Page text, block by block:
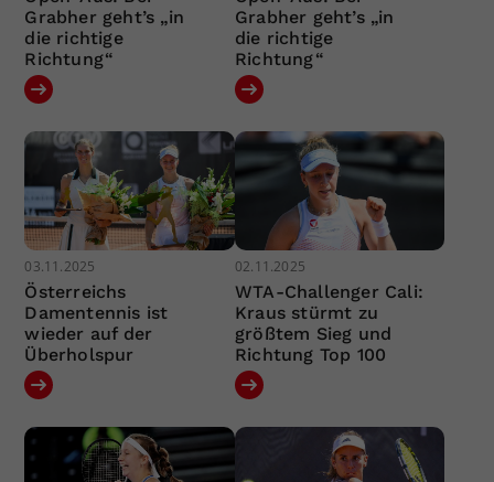
Grabher geht’s „in
die richtige
Richtung“
Grabher geht’s „in
die richtige
Richtung“
03.11.2025
Österreichs
Damentennis ist
wieder auf der
Überholspur
02.11.2025
WTA-Challenger Cali:
Kraus stürmt zu
größtem Sieg und
Richtung Top 100